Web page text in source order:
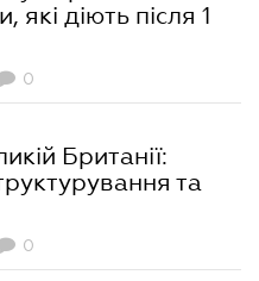
які діють після 1
0
Британії:
та
0